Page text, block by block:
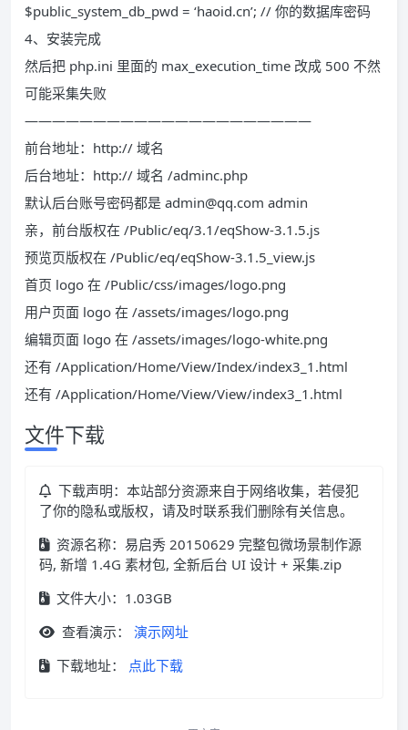
$public_system_db_pwd = ‘haoid.cn’; // 你的数据库密码
4、安装完成
然后把 php.ini 里面的 max_execution_time 改成 500 不然
可能采集失败
—————————————————————
前台地址：http:// 域名
后台地址：http:// 域名 /adminc.php
默认后台账号密码都是 admin@qq.com admin
亲，前台版权在 /Public/eq/3.1/eqShow-3.1.5.js
预览页版权在 /Public/eq/eqShow-3.1.5_view.js
首页 logo 在 /Public/css/images/logo.png
用户页面 logo 在 /assets/images/logo.png
编辑页面 logo 在 /assets/images/logo-white.png
还有 /Application/Home/View/Index/index3_1.html
还有 /Application/Home/View/View/index3_1.html
文件下载
下载声明：本站部分资源来自于网络收集，若侵犯
了你的隐私或版权，请及时联系我们删除有关信息。
资源名称：易启秀 20150629 完整包微场景制作源
码, 新增 1.4G 素材包, 全新后台 UI 设计 + 采集.zip
文件大小：1.03GB
查看演示：
演示网址
下载地址：
点此下载